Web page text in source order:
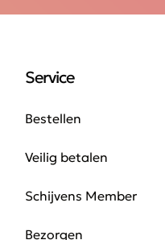
Service
Bestellen
Veilig betalen
Schijvens Member
Bezorgen